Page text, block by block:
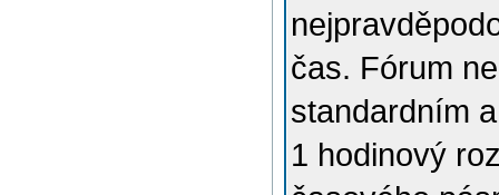
čas. Fórum
standardním
1 hodinový